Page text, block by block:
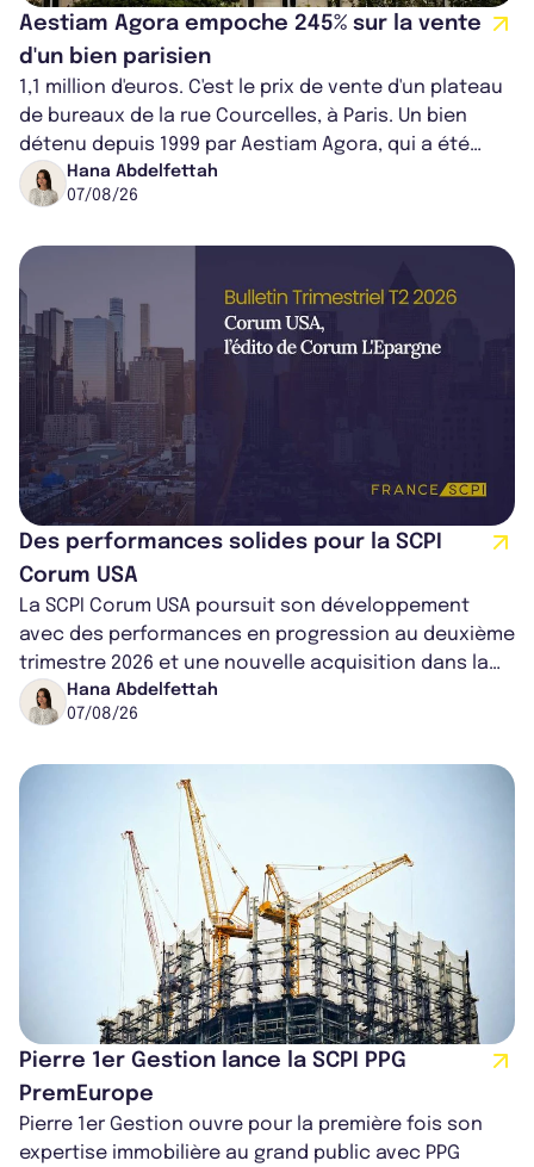
Aestiam Agora empoche 245% sur la vente
d'un bien parisien
1,1 million d'euros. C'est le prix de vente d'un plateau
de bureaux de la rue Courcelles, à Paris. Un bien
détenu depuis 1999 par Aestiam Agora, qui a été
cédé avec une plus-value...
Hana Abdelfettah
07/08/26
Des performances solides pour la SCPI
Corum USA
La SCPI Corum USA poursuit son développement
avec des performances en progression au deuxième
trimestre 2026 et une nouvelle acquisition dans la
région de Chicago. Entre hausse de...
Hana Abdelfettah
07/08/26
Pierre 1er Gestion lance la SCPI PPG
PremEurope
Pierre 1er Gestion ouvre pour la première fois son
expertise immobilière au grand public avec PPG